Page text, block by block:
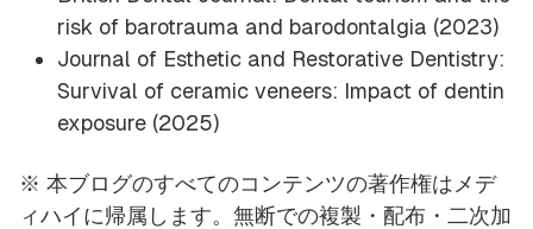
risk of barotrauma and barodontalgia (2023)
Journal of Esthetic and Restorative Dentistry:
Survival of ceramic veneers: Impact of dentin
exposure (2025)
※ 本ブログのすべてのコンテンツの著作権はメデ
ィハイに帰属します。無断での複製・配布・二次加